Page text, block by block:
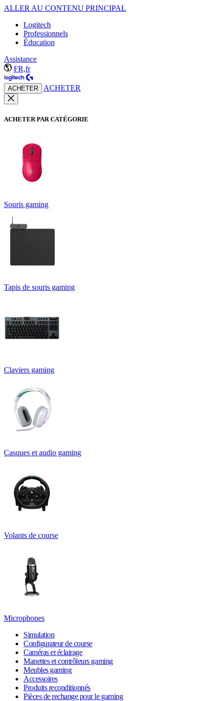
ALLER AU CONTENU PRINCIPAL
Logitech
Professionnels
Éducation
Assistance
FR,fr
ACHETER ACHETER
ACHETER PAR CATÉGORIE
Souris gaming
Tapis de souris gaming
Claviers gaming
Casques et audio gaming
Volants de course
Microphones
Simulation
Configurateur de course
Caméras et éclairage
Manettes et contrôleurs gaming
Meubles gaming
Accessoires
Produits reconditionnés
Pièces de rechange pour le gaming